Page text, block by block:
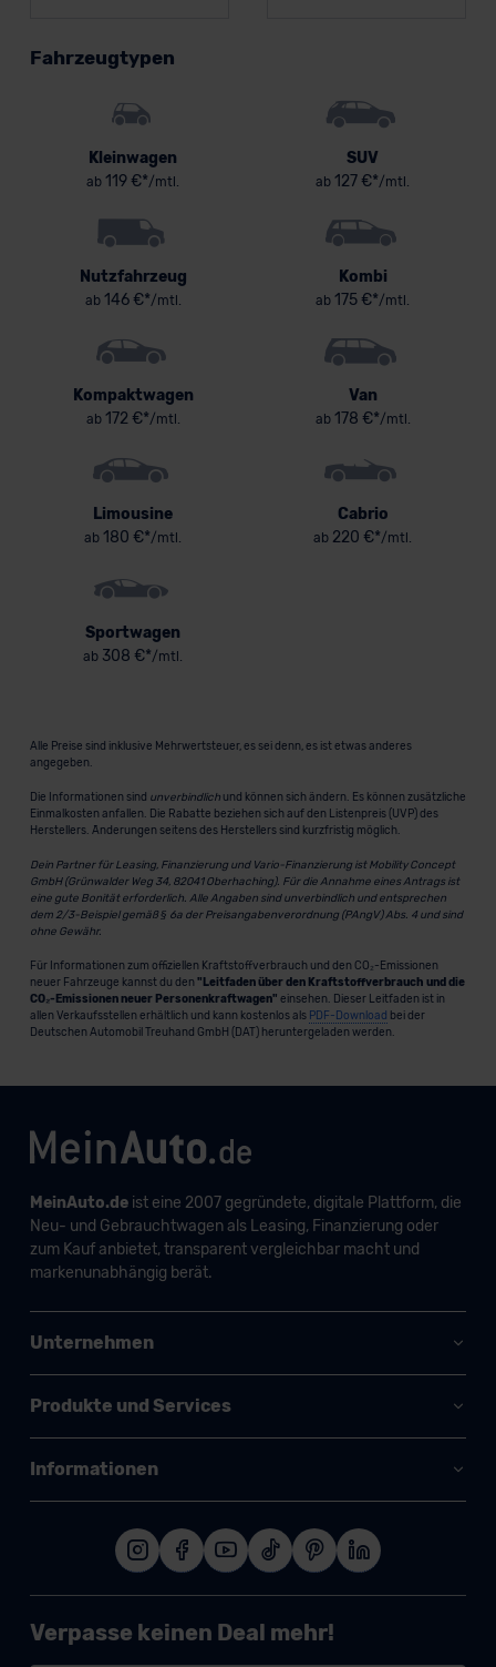
Fahrzeugtypen
Kleinwagen
ab 119 €*/mtl.
SUV
ab 127 €*/mtl.
Nutzfahrzeug
ab146 €*/mtl.
Kombi
ab 175 €*/mtl.
Kompaktwagen
ab172 €*/mtl.
Van
ab178 €*/mtl.
Limousine
ab 180 €*/mtl.
Cabrio
ab 220 €*/mtl.
Sportwagen
ab 308 €*/mtl.
Alle Preise sind inklusive Mehrwertsteuer, es sei denn, es ist etwas anderes
angegeben.
Die Informationen sind unverbindlichund können sich ändern. Es können zusätzliche
Einmalkosten anfallen. Die Rabatte beziehen sich auf den Listenpreis (UVP) des
Herstellers. Änderungen seitens des Herstellers sind kurzfristig möglich.
Dein Partner für Leasing, Finanzierung und Vario-Finanzierung ist Mobility Concept
GmbH (Grünwalder Weg 34, 82041 Oberhaching). Für die Annahme eines Antrags ist
eine gute Bonität erforderlich. Alle Angaben sind unverbindlich und entsprechen
dem 2/3-Beispiel gemäß § 6a der Preisangabenverordnung (PAngV) Abs. 4 und sind
ohne Gewähr.
Für Informationen zum offiziellen Kraftstoffverbrauch und den CO₂-Emissionen
neuer Fahrzeuge kannst du den "Leitfaden über den Kraftstoffverbrauch und die
CO₂-Emissionen neuer Personenkraftwagen" einsehen. Dieser Leitfaden ist in
allen Verkaufsstellen erhältlich und kann kostenlos als PDF-Download bei der
Deutschen Automobil Treuhand GmbH (DAT) heruntergeladen werden.
MeinAuto.deist eine 2007 gegründete, digitale Plattform, die
Neu- und Gebrauchtwagen als Leasing, Finanzierung oder
zum Kauf anbietet, transparent vergleichbar macht und
markenunabhängig berät.
Unternehmen
Produkte und Services
Informationen
Verpasse keinen Deal mehr!